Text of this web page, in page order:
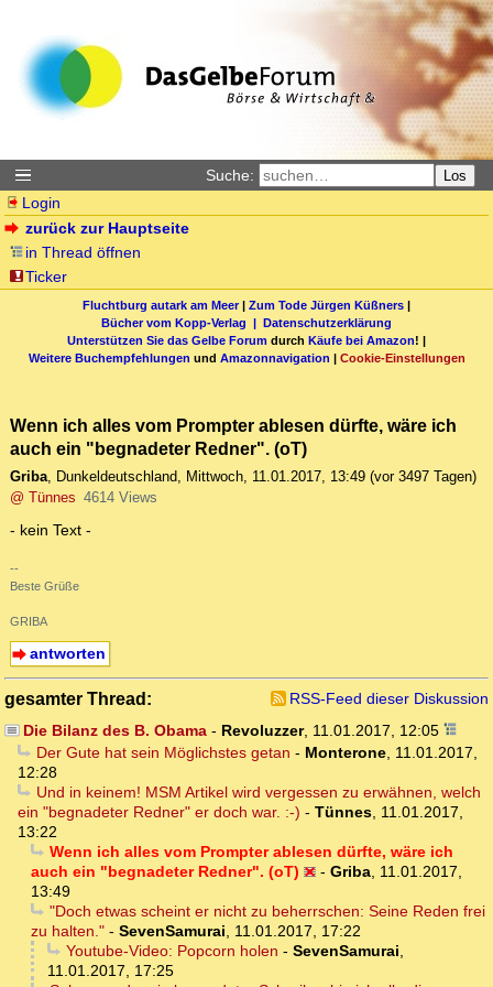
Suche: Los
Login
zurück zur Hauptseite
in Thread öffnen
Ticker
Fluchtburg autark am Meer| Zum Tode Jürgen Küßners |
Bücher vom Kopp-Verlag | Datenschutzerklärung
Unterstützen Sie das Gelbe Forum durch Käufe bei Amazon! |
Weitere Buchempfehlungen und Amazonnavigation | Cookie-Einstellungen
Wenn ich alles vom Prompter ablesen dürfte, wäre ich
auch ein "begnadeter Redner". (oT)
Griba, Dunkeldeutschland, Mittwoch, 11.01.2017, 13:49 (vor 3497 Tagen)
@ Tünnes 4614 Views
- kein Text -
--
Beste Grüße
GRIBA
antworten
gesamter Thread:
RSS-Feed dieser Diskussion
Die Bilanz des B. Obama- Revoluzzer, 11.01.2017, 12:05
Der Gute hat sein Möglichstes getan - Monterone, 11.01.2017,
12:28
Und in keinem! MSM Artikel wird vergessen zu erwähnen, welch
ein "begnadeter Redner" er doch war. :-) - Tünnes, 11.01.2017,
13:22
Wenn ich alles vom Prompter ablesen dürfte, wäre ich
auch ein "begnadeter Redner". (oT)
- Griba, 11.01.2017,
13:49
"Doch etwas scheint er nicht zu beherrschen: Seine Reden frei
zu halten." - SevenSamurai, 11.01.2017, 17:22
Youtube-Video: Popcorn holen - SevenSamurai,
11.01.2017, 17:25